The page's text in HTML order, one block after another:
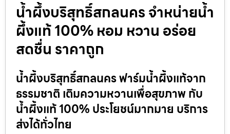
น้ำผึ้งบริสุทธิ์สกลนคร จำหน่ายน้ำ
ผึ้งแท้ 100% หอม หวาน อร่อย
สดชื่น ราคาถูก
น้ำผึ้งบริสุทธิ์สกลนคร ฟาร์มน้ำผึ้งแท้จาก
ธรรมชาติ เติมความหวานเพื่อสุขภาพ กับ
น้ำผึ้งแท้ 100% ประโยชน์มากมาย บริการ
ส่งได้ทั่วไทย